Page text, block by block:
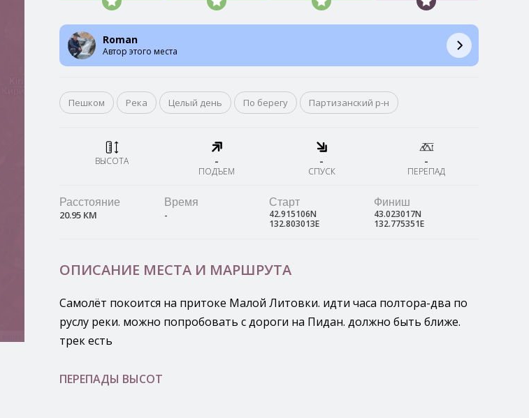
Roman
Автор этого места
Пешком Река Целый день По берегу Партизанский р-н
ВЫСОТА -
ПОДЪЕМ
-
СПУСК
-
ПЕРЕПАД
Расстояние
20.95 КМ
Время
-
Старт
42.915106N
132.803013E
Финиш
43.023017N
132.775351E
ОПИСАНИЕ МЕСТА И МАРШРУТА
Самолёт покоится на притоке Малой Литовки. идти часа полтора-два по
руслу реки. можно попробовать с дороги на Пидан. должно быть ближе.
трек есть
ПЕРЕПАДЫ ВЫСОТ